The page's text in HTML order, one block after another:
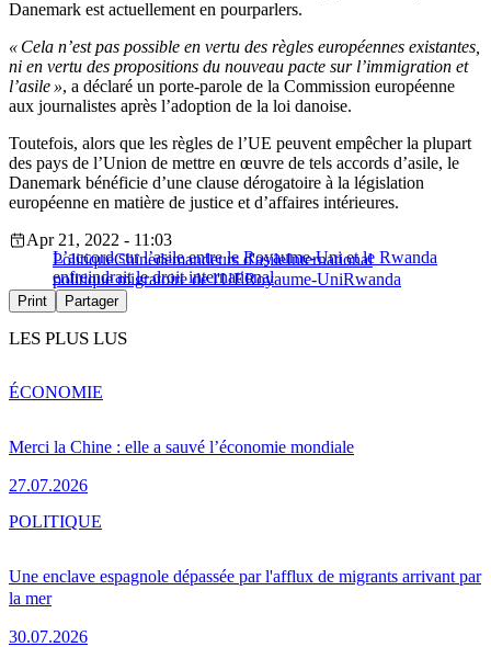
Danemark est actuellement en pourparlers.
« Cela n’est pas possible en vertu des règles européennes existantes,
ni en vertu des propositions du nouveau pacte sur l’immigration et
l’asile », a déclaré un porte-parole de la Commission européenne
aux journalistes après l’adoption de la loi danoise.
Toutefois, alors que les règles de l’UE peuvent empêcher la plupart
des pays de l’Union de mettre en œuvre de tels accords d’asile, le
Danemark bénéficie d’une clause dérogatoire à la législation
européenne en matière de justice et d’affaires intérieures.
L’accord sur l’asile entre le Royaume-Uni et le Rwanda
enfreindrait le droit international
Apr 21, 2022 - 11:03
PolitiqueChinedemandeurs d'asileInternational
politique migratoire de l'UERoyaume-UniRwanda
Print Partager
LES PLUS LUS
Merci la Chine : elle a sauvé l’économie mondiale
27.07.2026
ÉCONOMIE
Une enclave espagnole dépassée par l'afflux de migrants arrivant par
la mer
30.07.2026
POLITIQUE